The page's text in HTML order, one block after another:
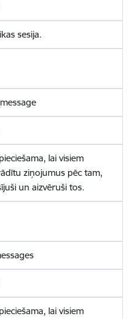
sesija.
lai visiem
ziņojumus pēc tam,
un aizvēruši tos.
lai visiem